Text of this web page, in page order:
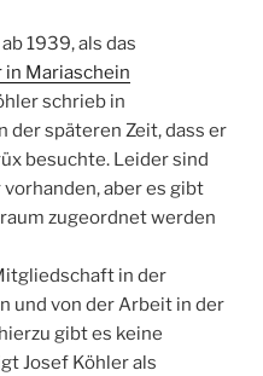
1939, als das
Mariaschein
schrieb in
der späteren Zeit, dass er
besuchte. Leider sind
aber es gibt
zugeordnet werden
in der
und von der Arbeit in der
gibt es keine
Josef Köhler als